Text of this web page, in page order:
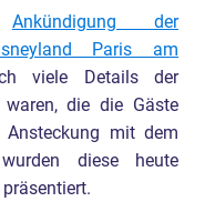
Ankündigung der
Paris am
viele Details der
die die Gäste
mit dem
diese heute